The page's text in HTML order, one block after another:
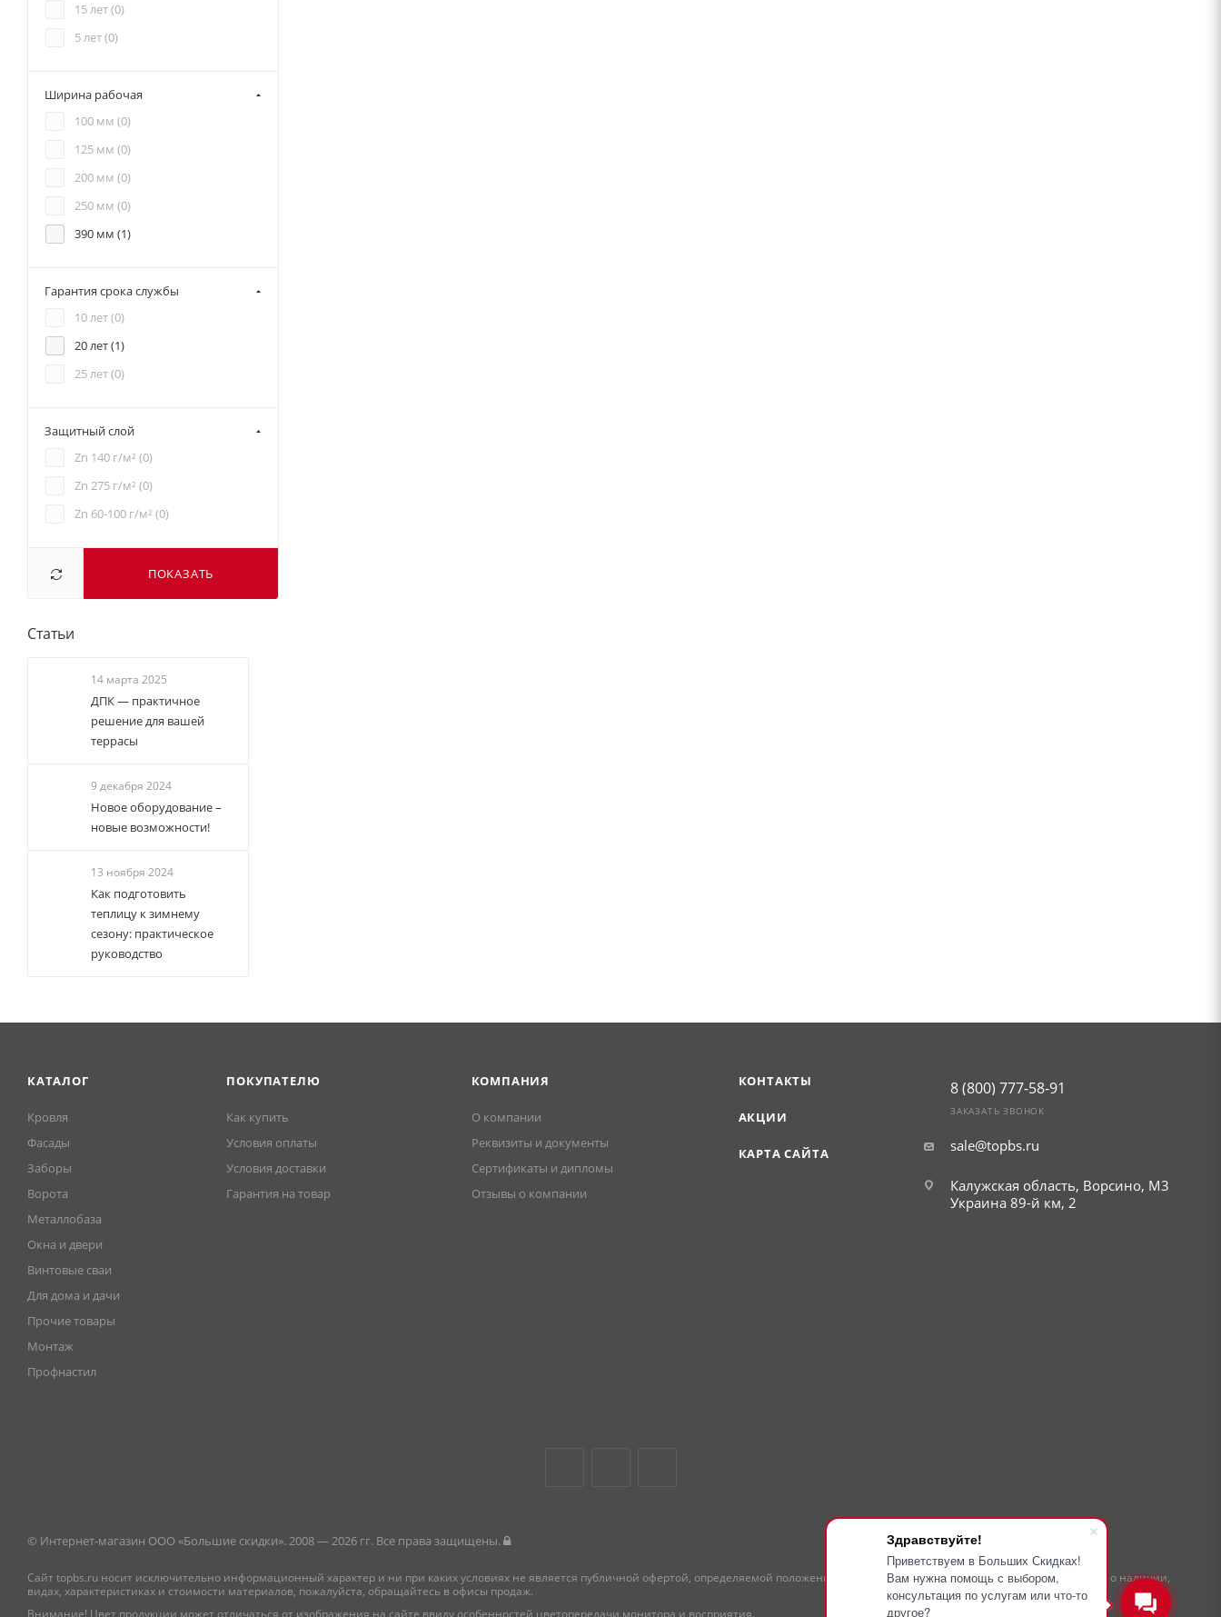
Здравствуйте!
Приветствуем в Больших Скидках!
Вам нужна помощь с выбором,
консультация по услугам или что-то
другое?
15 лет (0)
5 лет (0)
Ширина рабочая
100 мм (0)
125 мм (0)
200 мм (0)
250 мм (0)
390 мм (1)
Гарантия срока службы
10 лет (0)
20 лет (1)
25 лет (0)
Защитный слой
Zn 140 г/м² (0)
Zn 275 г/м² (0)
Zn 60-100 г/м² (0)
ПОКАЗАТЬ
Статьи
14 марта 2025
ДПК — практичное
решение для вашей
террасы
9 декабря 2024
Новое оборудование –
новые возможности!
13 ноября 2024
Как подготовить
теплицу к зимнему
сезону: практическое
руководство
КАТАЛОГ
Кровля
Фасады
Заборы
Ворота
Металлобаза
Окна и двери
Винтовые сваи
Для дома и дачи
Прочие товары
Монтаж
Профнастил
ПОКУПАТЕЛЮ
Как купить
Условия оплаты
Условия доставки
Гарантия на товар
КОМПАНИЯ
О компании
Реквизиты и документы
Сертификаты и дипломы
Отзывы о компании
КОНТАКТЫ
АКЦИИ
КАРТА САЙТА
8 (800) 777-58-91
ЗАКАЗАТЬ ЗВОНОК
sale@topbs.ru
г. Обнинск, Киевское шоссе 35,
рынок Строительный плюс
© Интернет-магазин ООО «Большие скидки». 2008 — 2026 гг. Все права защищены.
Сайт topbs.ru носит исключительно информационный характер и ни при каких условиях не является публичной офертой, определяемой положениями ГК РФ. Для получения подробной информации о наличии,
видах, характеристиках и стоимости материалов, пожалуйста, обращайтесь в офисы продаж.
Внимание! Цвет продукции может отличаться от изображения на сайте ввиду особенностей цветопередачи монитора и восприятия.